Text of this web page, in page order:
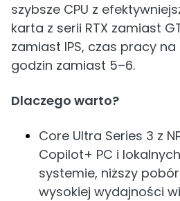
szybsze CPU z
karta z serii RTX zamiast
zamiast IPS, czas pracy
godzin zamiast 5–6.
Dlaczego warto?
Core Ultra Series 3 z
Copilot+ PC i
systemie, niższy
wysokiej wydajności